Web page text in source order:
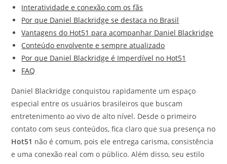
Interatividade e conexão com os fãs
Por que Daniel Blackridge se destaca no Brasil
Vantagens do Hot51 para acompanhar Daniel Blackridge
Conteúdo envolvente e sempre atualizado
Por que Daniel Blackridge é Imperdível no Hot51
FAQ
Daniel Blackridge conquistou rapidamente um espaço
especial entre os usuários brasileiros que buscam
entretenimento ao vivo de alto nível. Desde o primeiro
contato com seus conteúdos, fica claro que sua presença no
Hot51 não é comum, pois ele entrega carisma, consistência
e uma conexão real com o público. Além disso, seu estilo